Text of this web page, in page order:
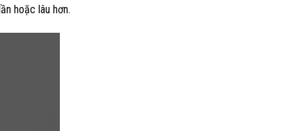
hoặc lâu hơn.